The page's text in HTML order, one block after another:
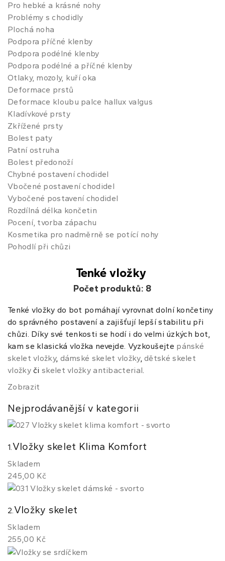
Pro hebké a krásné nohy
Problémy s chodidly
Plochá noha
Podpora příčné klenby
Podpora podélné klenby
Podpora podélné a příčné klenby
Otlaky, mozoly, kuří oka
Deformace prstů
Deformace kloubu palce hallux valgus
Kladívkové prsty
Zkřížené prsty
Bolest paty
Patní ostruha
Bolest předonoží
Chybné postavení chodidel
Vbočené postavení chodidel
Vybočené postavení chodidel
Rozdílná délka končetin
Pocení, tvorba zápachu
Kosmetika pro nadměrně se potící nohy
Pohodlí při chůzi
Tenké vložky
Počet produktů: 8
Tenké vložky do bot pomáhají vyrovnat dolní končetiny
do správného postavení a zajišťují lepší stabilitu při
chůzi. Díky své tenkosti se hodí i do velmi úzkých bot,
kam se klasická vložka nevejde. Vyzkoušejte pánské
skelet vložky, dámské skelet vložky,dětské skelet
vložkyčiskelet vložky antibacterial.
Zobrazit
Nejprodávanější v kategorii
1.Vložky skelet Klima Komfort
Skladem
245,00 Kč
2.Vložky skelet
Skladem
255,00 Kč